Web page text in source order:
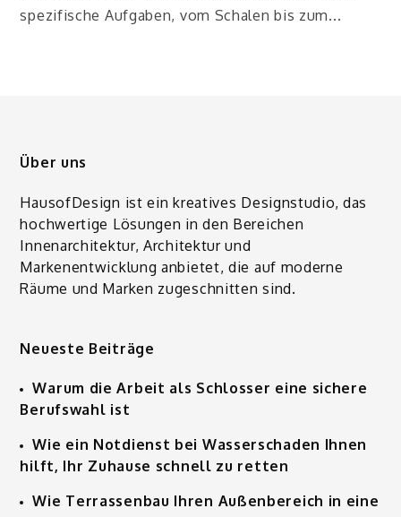
spezifische Aufgaben, vom Schalen bis zum...
Über uns
HausofDesign ist ein kreatives Designstudio, das
hochwertige Lösungen in den Bereichen
Innenarchitektur, Architektur und
Markenentwicklung anbietet, die auf moderne
Räume und Marken zugeschnitten sind.
Neueste Beiträge
Warum die Arbeit als Schlosser eine sichere
Berufswahl ist
Wie ein Notdienst bei Wasserschaden Ihnen
hilft, Ihr Zuhause schnell zu retten
Wie Terrassenbau Ihren Außenbereich in eine